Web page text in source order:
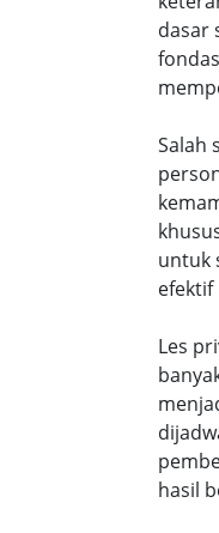
dasar
Salah
untuk
Les
hasil